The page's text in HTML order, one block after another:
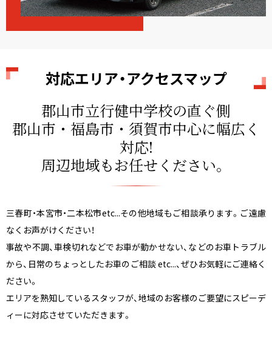
対応エリア・アクセスマップ
郡山市立行健中学校の直ぐ側
郡山市・福島市・須賀市中心に幅広く
対応!
周辺地域もお任せください。
三春町・本宮市・二本松市etc...その他地域もご相談承ります。ご遠慮
なくお声がけください！
事故や不調、車検切れなどでお車が動かせない、などのお車トラブル
から、日常のちょっとしたお車のご相談 etc...、ぜひお気軽にご連絡く
ださい。
エリアを熟知しているスタッフが、地域のお客様のご要望にスピーデ
ィーに対応させていただきます。